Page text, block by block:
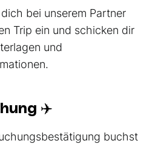
bei unserem Partner
Trip ein und schicken dir
und
✈️
buchst